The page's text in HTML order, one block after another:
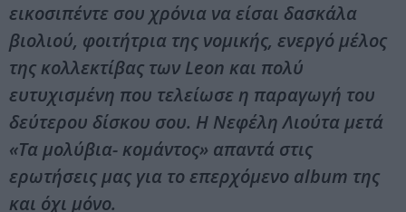
εικοσιπέντε σου χρόνια να είσαι δασκάλα
βιολιού, φοιτήτρια της νομικής, ενεργό μέλος
της κολλεκτίβας των Leon και πολύ
ευτυχισμένη που τελείωσε η παραγωγή του
δεύτερου δίσκου σου. Η Νεφέλη Λιούτα μετά
«Τα μολύβια- κομάντος» απαντά στις
ερωτήσεις μας για το επερχόμενο album της
και όχι μόνο.